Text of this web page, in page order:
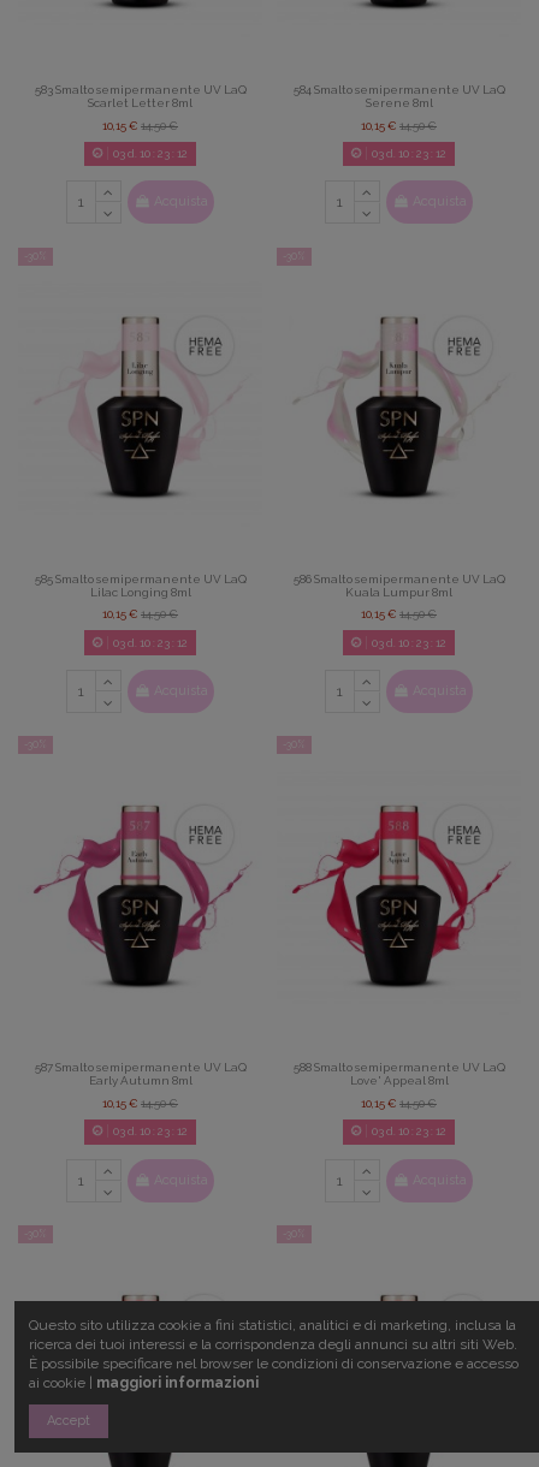
583 Smalto semipermanente UV LaQ
Scarlet Letter 8ml
10,15 € 14,50 €
03d. 10:23: 11
Acquista
584 Smalto semipermanente UV LaQ
Serene 8ml
10,15 € 14,50 €
03d. 10:23: 11
Acquista
-30%
585 Smalto semipermanente UV LaQ
Lilac Longing 8ml
10,15 € 14,50 €
03d. 10:23: 11
Acquista
-30%
586 Smalto semipermanente UV LaQ
Kuala Lumpur 8ml
10,15 € 14,50 €
03d. 10:23: 11
Acquista
-30%
587 Smalto semipermanente UV LaQ
Early Autumn 8ml
10,15 € 14,50 €
03d. 10:23: 11
Acquista
-30%
588 Smalto semipermanente UV LaQ
Love' Appeal 8ml
10,15 € 14,50 €
03d. 10:23: 11
Acquista
-30% -30%
Questo sito utilizza cookie a fini statistici, analitici e di marketing, inclusa la
ricerca dei tuoi interessi e la corrispondenza degli annunci su altri siti Web.
È possibile specificare nel browser le condizioni di conservazione e accesso
ai cookie | maggiori informazioni
Accept